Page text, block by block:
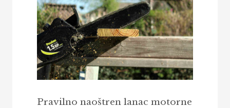
Pravilno naoštren lanac motorne